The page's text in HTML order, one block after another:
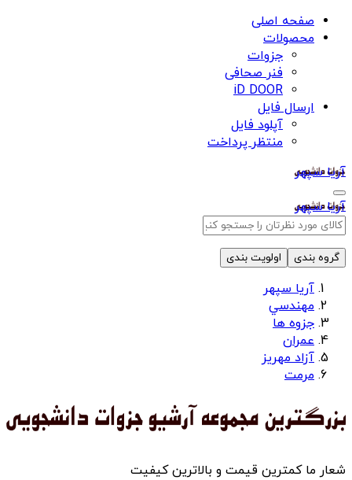
صفحه اصلی
محصولات
جزوات
فنر صحافی
iD DOOR
ارسال فایل
آپلود فایل
منتظر پرداخت
آریا سپهر
آریا سپهر
گروه بندی اولویت بندی
آریا سپهر
مهندسي
جزوه ها
عمران
آزاد مهریز
مرمت
شعار ما کمترین قیمت و بالاترین کیفیت